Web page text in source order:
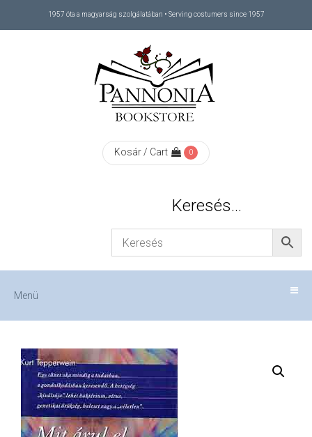
1957 óta a magyarság szolgálatában • Serving costumers since 1957
Kosár / Cart 0
Keresés…
Menü
SHOP